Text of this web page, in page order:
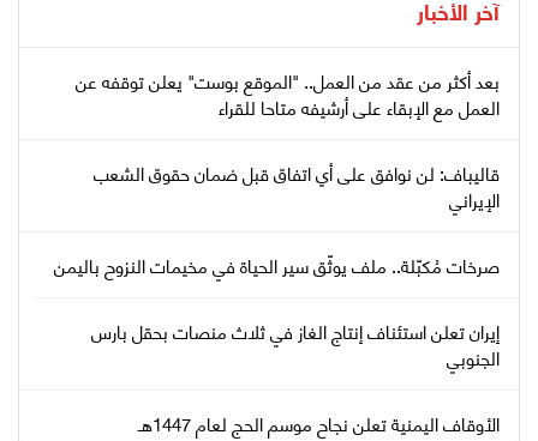
آخر الأخبار
بعد أكثر من عقد من العمل.. "الموقع بوست" يعلن توقفه عن
العمل مع الإبقاء على أرشيفه متاحا للقراء
قاليباف: لن نوافق على أي اتفاق قبل ضمان حقوق الشعب
الإيراني
صرخات مُكبّلة.. ملف يوثّق سير الحياة في مخيمات النزوح باليمن
إيران تعلن استئناف إنتاج الغاز في ثلاث منصات بحقل بارس
الجنوبي
الأوقاف اليمنية تعلن نجاح موسم الحج لعام 1447هـ